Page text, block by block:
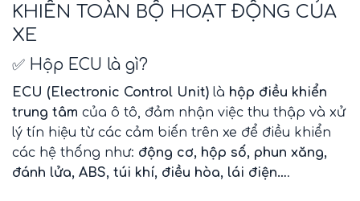
KHIỂN TOÀN BỘ HOẠT ĐỘNG CỦA
XE
✅ Hộp ECU là gì?
ECU (Electronic Control Unit) là hộp điều khiển
trung tâm của ô tô, đảm nhận việc thu thập và xử
lý tín hiệu từ các cảm biến trên xe để điều khiển
các hệ thống như: động cơ, hộp số, phun xăng,
đánh lửa, ABS, túi khí, điều hòa, lái điện….